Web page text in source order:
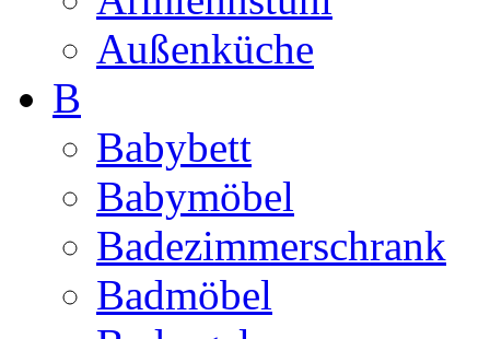
Außenküche
B
Babybett
Babymöbel
Badezimmerschrank
Badmöbel